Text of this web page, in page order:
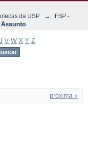
da USP →
FSP -
V W X Y Z
próxima »